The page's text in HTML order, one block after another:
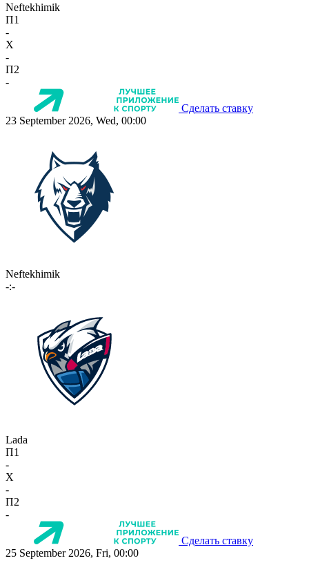
Neftekhimik
П1
-
X
-
П2
-
Сделать ставку
23 September 2026, Wed, 00:00
Neftekhimik
-:-
Lada
П1
-
X
-
П2
-
Сделать ставку
25 September 2026, Fri, 00:00